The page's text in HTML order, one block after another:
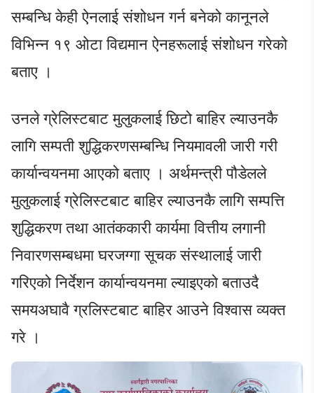
सम्बन्धि केही ऐनलाई संशोधन गर्न बनेको कानूनले
विभिन्न १९ ओटा विद्यमान ऐनहरूलाई संशोधन गरेको
बताए ।
उनले ग्रेलिस्टबाट मुलुकलाई छिटो बाहिर ल्याउनकै
लागि सम्पती शुद्धिकरणसम्बन्धि नियमावली जारी गरी
कार्यान्वयनमा आएको बताए । अर्थमन्त्री पौडेलले
मुलुकलाई ग्रेलिस्टबाट बाहिर ल्याउनकै लागि सम्पत्ति
शुद्धिकरण तथा आतंककारी कार्यमा वित्तीय लगानी
निवारणसम्बधमा घरजग्गा सूचक संस्थालाई जारी
गरिएको निर्देशन कार्यान्वयनमा ल्याइएको बताउदै
समयअघावै ग्रलिस्टबाट बाहिर आउने विश्वास व्यक्त
गरे ।